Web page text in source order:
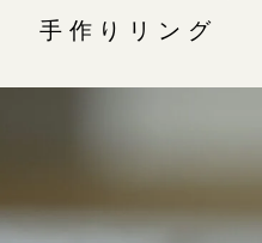
CRAFYについ
結婚指輪手作
手作りリング